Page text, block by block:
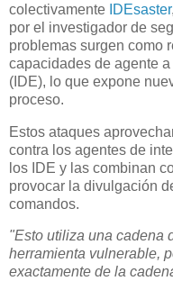
colectivamente IDEsaster
por el investigador de
problemas surgen como
capacidades de agente
(IDE), lo que expone
proceso.
Estos ataques
contra los agentes de
los IDE y las combinan
provocar la divulgación
comandos.
"Esto utiliza una cadena
herramienta vulnerable,
exactamente de la